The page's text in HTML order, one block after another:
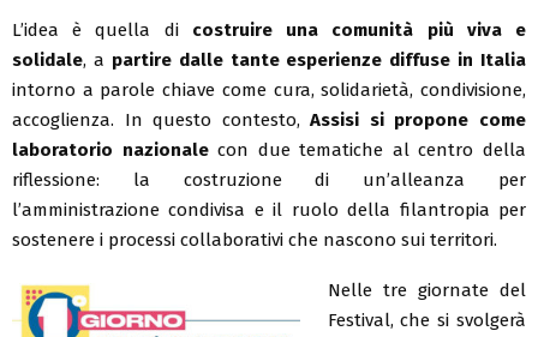
L’idea è quella di costruire una comunità più viva e
solidale, a partire dalle tante esperienze diffuse in Italia
intorno a parole chiave come cura, solidarietà, condivisione,
accoglienza. In questo contesto,Assisi si propone come
laboratorio nazionalecon due tematiche al centro della
riflessione: la costruzione di un’alleanza per
l’amministrazione condivisa e il ruolo della filantropia per
sostenere i processi collaborativi che nascono sui territori.
Nelle tre giornate del
Festival, che si svolgerà